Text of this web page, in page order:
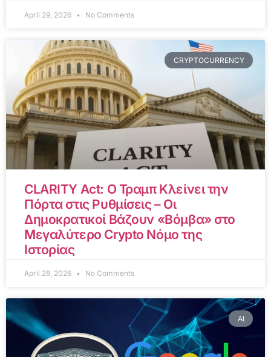
April 29, 2026 No Comments
CRYPTOCURRENCY
CLARITY Act: Ο Τραμπ Κλείνει την
Πόρτα στις Ρυθμίσεις – Οι
Δημοκρατικοί Βάζουν «Βόμβα» στο
Μεγαλύτερο Crypto Νόμο της
Ιστορίας
April 28, 2026 No Comments
AI